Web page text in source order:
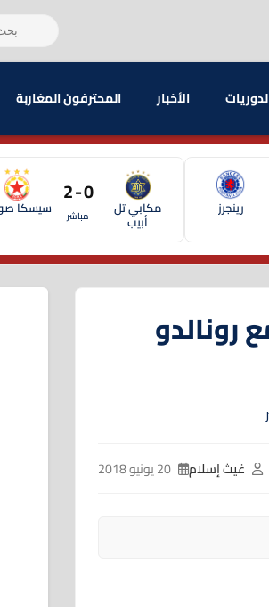
الأخبار المحترفون المغاربة
رينجرز مكابي تل
أبيب
0 - 2
مباشر سيسكا
رونالدو
غيث إسلام